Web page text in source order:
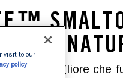
beauty migliore che
visit to our
policy